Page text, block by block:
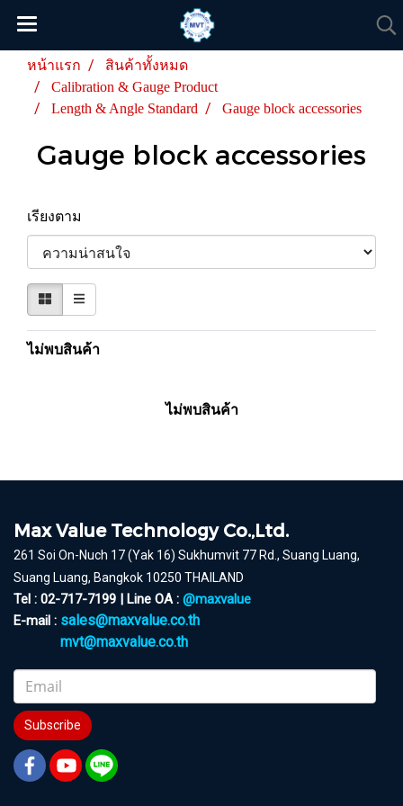
หน้าแรก
สินค้าทั้งหมด
Calibration & Gauge Product
Length & Angle Standard
Gauge block accessories
Gauge block accessories
เรียงตาม
ไม่พบสินค้า
ไม่พบสินค้า
Max Value Technology Co.,Ltd.
261 Soi On-Nuch 17 (Yak 16) Sukhumvit 77 Rd., Suang Luang,
Suang Luang, Bangkok 10250 THAILAND
Tel : 02-717-7199 | Line OA : @maxvalue
E-mail : sales@maxvalue.co.th
mvt@maxvalue.co.th
Subscribe